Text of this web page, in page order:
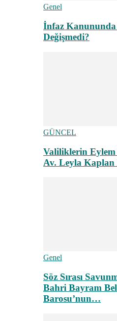
Genel
İnfaz Kanununda
Değişmedi?
GÜNCEL
Valiliklerin Eylem
Av. Leyla Kaplan
Genel
Söz Sırası
Bahri Bayram
Barosu’nun…